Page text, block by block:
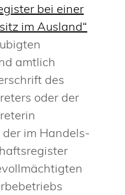
bei einer
im Ausland“
amtlich
des
oder der
im Handels-